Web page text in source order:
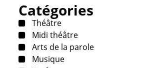
Catégories
Théâtre
Midi théâtre
Arts de la parole
Musique